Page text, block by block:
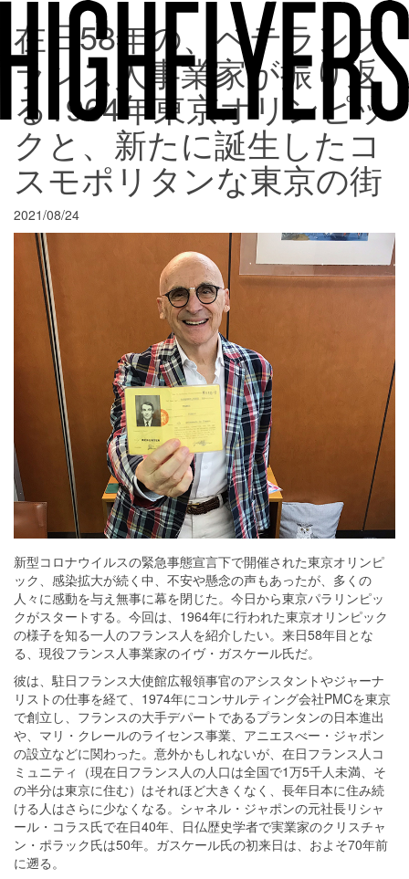
在日58年の、ベテランフ
ランス人事業家が振り返
る1964年東京オリンピッ
クと、新たに誕生したコ
スモポリタンな東京の街
2021/08/24
新型コロナウイルスの緊急事態宣言下で開催された東京オリンピ
ック、感染拡大が続く中、不安や懸念の声もあったが、多くの
人々に感動を与え無事に幕を閉じた。今日から東京パラリンピッ
クがスタートする。今回は、1964年に行われた東京オリンピック
の様子を知る一人のフランス人を紹介したい。来日58年目とな
る、現役フランス人事業家のイヴ・ガスケール氏だ。
彼は、駐日フランス大使館広報領事官のアシスタントやジャーナ
リストの仕事を経て、1974年にコンサルティング会社PMCを東京
で創立し、フランスの大手デパートであるプランタンの日本進出
や、マリ・クレールのライセンス事業、アニエスべー・ジャポン
の設立などに関わった。意外かもしれないが、在日フランス人コ
ミュニティ（現在日フランス人の人口は全国で1万5千人未満、そ
の半分は東京に住む）はそれほど大きくなく、長年日本に住み続
ける人はさらに少なくなる。シャネル・ジャポンの元社長リシャ
ール・コラス氏で在日40年、日仏歴史学者で実業家のクリスチャ
ン・ポラック氏は50年。ガスケール氏の初来日は、およそ70年前
に遡る。